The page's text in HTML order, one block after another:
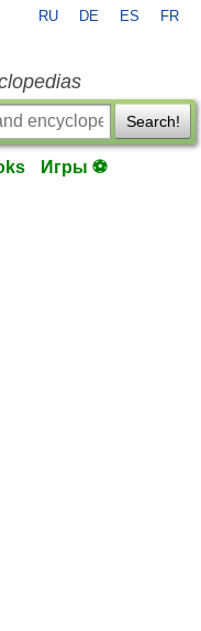
RU DE ES FR
Search!
Игры ⚽